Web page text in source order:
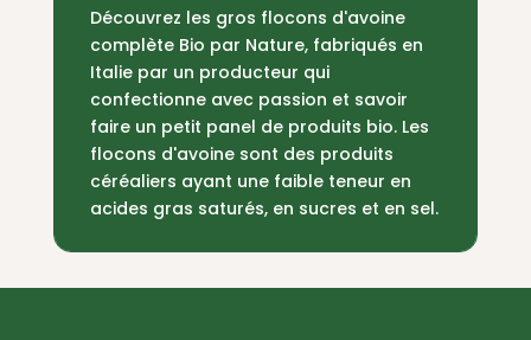
Découvrez les gros flocons d'avoine
complète Bio par Nature, fabriqués en
Italie par un producteur qui
confectionne avec passion et savoir
faire un petit panel de produits bio. Les
flocons d'avoine sont des produits
céréaliers ayant une faible teneur en
acides gras saturés, en sucres et en sel.